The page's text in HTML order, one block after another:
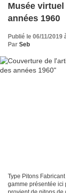
Musée
années 1960
Publié le 06/11/2019
Par Seb
Type Pitons
gamme présentée ici